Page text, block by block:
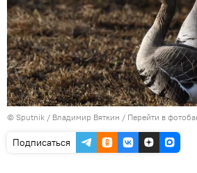
© Sputnik / Владимир Вяткин / Перейти в
Подписаться